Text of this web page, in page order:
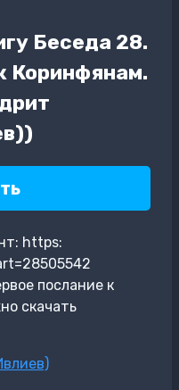
Беседа 28.
Коринфянам.
https:
послание к
скачать